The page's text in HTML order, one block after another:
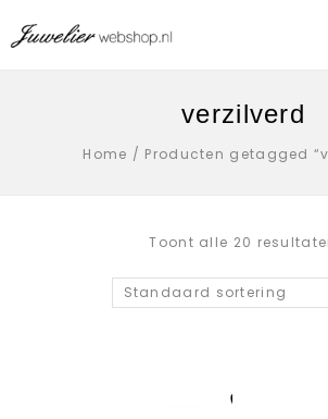
verzilverd
Home / Producten getagged
Toont alle 20
Standaard sortering